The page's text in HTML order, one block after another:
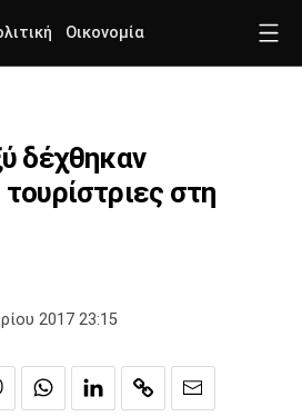
Οικονομία
δέχθηκαν
στη
2017 23:15